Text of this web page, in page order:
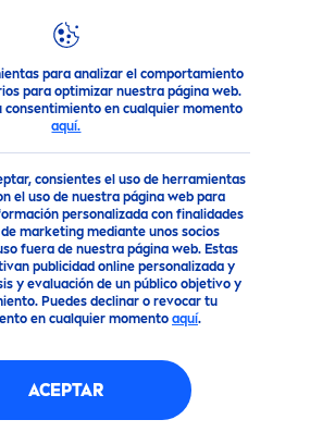
para analizar el comportamiento
para optimizar nuestra página web.
consentimiento en cualquier momento
aquí.
consientes el uso de herramientas
el uso de nuestra página web para
personalizada con finalidades
marketing mediante unos socios
fuera de nuestra página web. Estas
publicidad online personalizada y
y evaluación de un público objetivo y
Puedes declinar o revocar tu
en cualquier momento aquí.
ACEPTAR
para la Piel ¿Qué tipo de gel de ducha